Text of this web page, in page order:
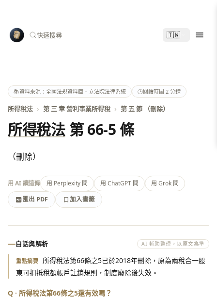
快速搜尋 🇹🇼
📚資料來源：全國法規資料庫、立法院法律系統 🕑閱讀時間 2 分鐘
所得稅法 › 第 三 章 營利事業所得稅 › 第 五 節 （刪除）
所得稅法第 66-5 條
（刪除）
用 AI 讀這條 用 Perplexity 問 用 ChatGPT 問
用 Grok 問
匯出 PDF
加入書籤
匯出 PDF
加入書籤
白話與解析 AI 輔助整理，以原文為準
重點摘要
所得稅法第66條之5已於2018年刪除，原為兩稅合一股
東可扣抵稅額帳戶註銷規則，制度廢除後失效。
Q · 所得稅法第66條之5還有效嗎？